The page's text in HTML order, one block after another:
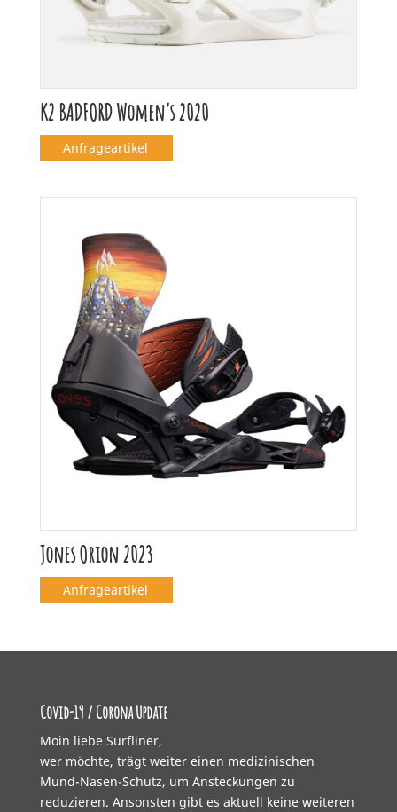
K2 BADFORD Women’s 2020
Anfrageartikel
Jones Orion 2023
Anfrageartikel
Covid-19 / Corona Update
Moin liebe Surfliner,
wer möchte, trägt weiter einen medizinischen
Mund-Nasen-Schutz, um Ansteckungen zu
reduzieren. Ansonsten gibt es aktuell keine weiteren